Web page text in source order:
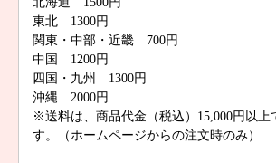
東北 1300円
関東・中部・近畿 700円
中国 1200円
四国・九州 1300円
沖縄 2000円
※送料は、商品代金（税込）15,000円以上
す。（ホームページからの注文時のみ）